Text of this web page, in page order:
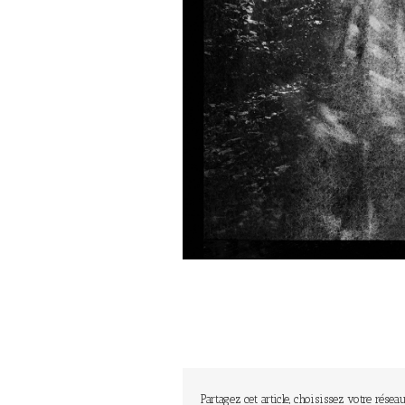
Partagez cet article, choisissez votre